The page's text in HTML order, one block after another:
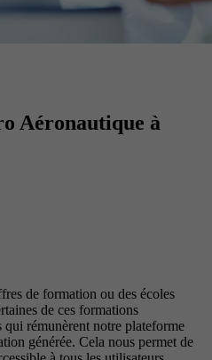
Aéronautique à
de formation ou des écoles
de ces formations
qui rémunèrent notre plateforme
générée. Cela nous permet de